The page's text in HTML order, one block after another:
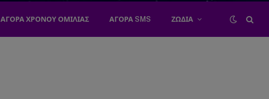
ΑΓΟΡΑ ΧΡΟΝΟΥ ΟΜΙΛΙΑΣ ΑΓΟΡΑ SMS ΖΩΔΙΑ